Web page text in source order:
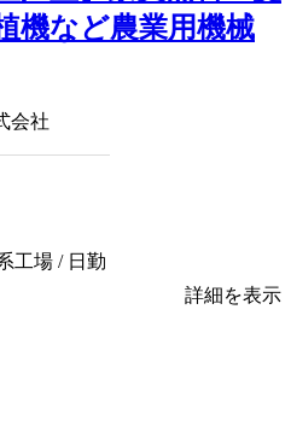
機など農業用機械
会社
工場 / 日勤
詳細を表示